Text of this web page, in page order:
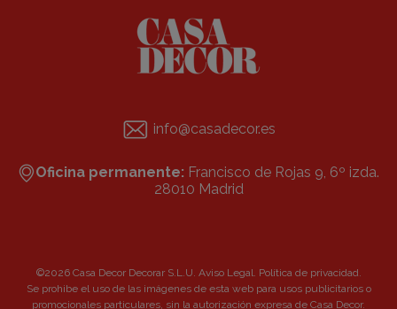
info@casadecor.es
Oficina permanente: Francisco de Rojas 9, 6º izda.
28010 Madrid
©2026 Casa Decor Decorar S.L.U. Aviso Legal. Política de privacidad.
Se prohibe el uso de las imágenes de esta web para usos publicitarios o
promocionales particulares, sin la autorización expresa de Casa Decor.